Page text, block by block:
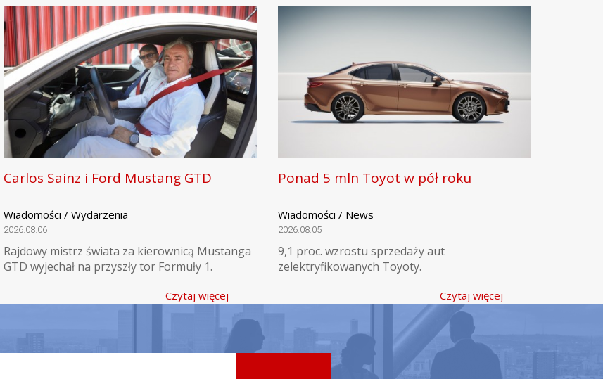
Carlos Sainz i Ford Mustang GTD
Wiadomości / Wydarzenia
2026.08.06
Rajdowy mistrz świata za kierownicą Mustanga
GTD wyjechał na przyszły tor Formuły 1.
Czytaj więcej
Ponad 5 mln Toyot w pół roku
Wiadomości / News
2026.08.05
9,1 proc. wzrostu sprzedaży aut
zelektryfikowanych Toyoty.
Czytaj więcej